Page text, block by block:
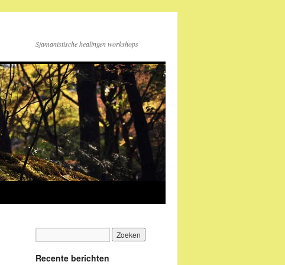
Sjamanistische healingen workshops
Recente berichten